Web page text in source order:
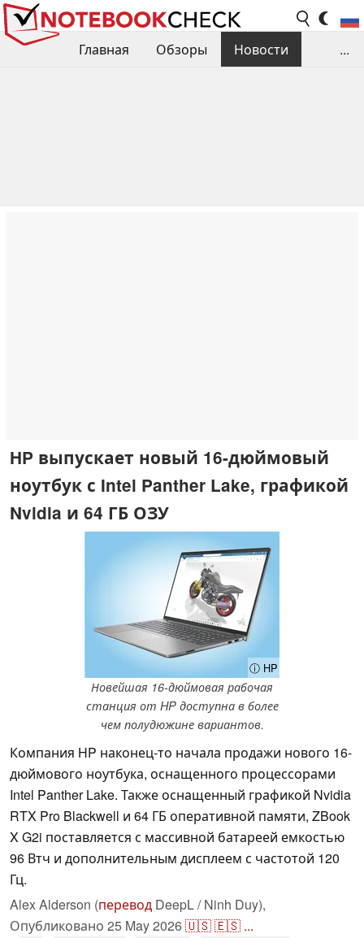
Главная Обзоры
Новости
...
HP выпускает новый 16-дюймовый
ноутбук с Intel Panther Lake, графикой
Nvidia и 64 ГБ ОЗУ
ⓘ HP
Новейшая 16-дюймовая рабочая
станция от HP доступна в более
чем полудюжине вариантов.
Компания HP наконец-то начала продажи нового 16-
дюймового ноутбука, оснащенного процессорами
Intel Panther Lake. Также оснащенный графикой Nvidia
RTX Pro Blackwell и 64 ГБ оперативной памяти, ZBook
X G2i поставляется с массивной батареей емкостью
96 Втч и дополнительным дисплеем с частотой 120
Гц.
Alex Alderson (перевод DeepL / Ninh Duy),
Опубликовано 25 May 2026🇺🇸🇪🇸 ...